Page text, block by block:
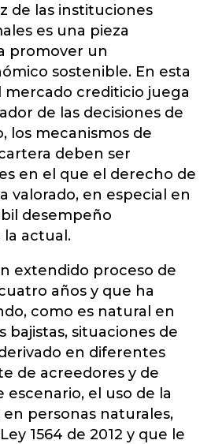
de las instituciones
es una pieza
promover un
sostenible. En esta
mercado crediticio juega
de las decisiones de
los mecanismos de
deben ser
en el que el derecho de
valorado, en especial en
desempeño
actual.
extendido proceso de
años y que ha
como es natural en
bajistas, situaciones de
en diferentes
de acreedores y de
escenario, el uso de la
personas naturales,
1564 de 2012 y que le